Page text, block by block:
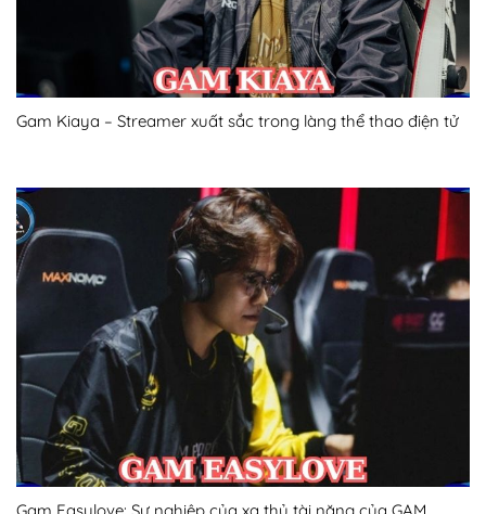
Gam Kiaya – Streamer xuất sắc trong làng thể thao điện tử